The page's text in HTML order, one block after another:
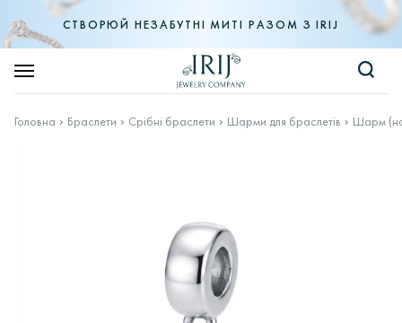
СТВОРЮЙ НЕЗАБУТНІ МИТІ РАЗОМ З IRIJ
Головна Браслети Срібні браслети Шарми для браслетів Шарм